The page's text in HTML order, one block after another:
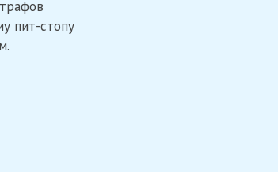
пит-стопу